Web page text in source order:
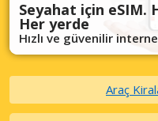
Seyahat için eSIM.
Her yerde
Hızlı ve güvenilir
Araç